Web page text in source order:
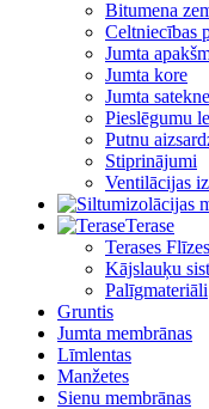
Bitumena
Celtniecības
Jumta
Jumta kore
Jumta satekne
Pieslēgumu
Putnu
Stiprinājumi
Ventilācijas
Terase
Terases Flīzes
Kājslauķu
Palīgmateriāli
Gruntis
Jumta membrānas
Līmlentas
Manžetes
Sienu membrānas